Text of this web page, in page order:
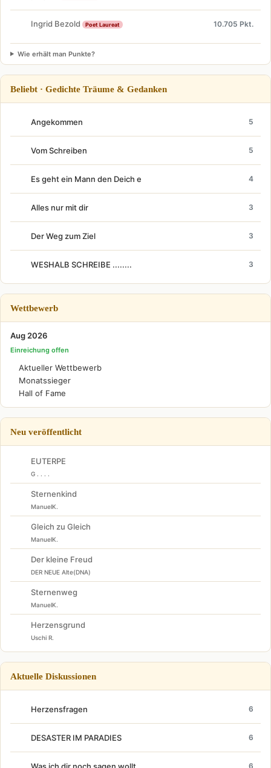
Ingrid Bezold Poet Laureat 10.705 Pkt.
Wie erhält man Punkte?
Beliebt · Gedichte Träume & Gedanken
Angekommen 5
Vom Schreiben 5
Es geht ein Mann den Deich e 4
Alles nur mit dir 3
Der Weg zum Ziel 3
WESHALB SCHREIBE ........ 3
Wettbewerb
Aug 2026
Einreichung offen
Aktueller Wettbewerb
Monatssieger
Hall of Fame
Neu veröffentlicht
EUTERPE
G . . . .
Sternenkind
ManuelK.
Gleich zu Gleich
ManuelK.
Der kleine Freud
DER NEUE Alte(DNA)
Sternenweg
ManuelK.
Herzensgrund
Uschi R.
Aktuelle Diskussionen
Herzensfragen 6
DESASTER IM PARADIES 6
6